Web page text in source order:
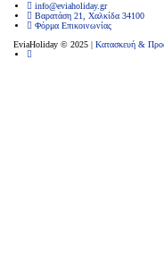
info@eviaholiday.gr
Βαρατάση 21, Χαλκίδα 34100
Φόρμα Επικοινωνίας
EviaHoliday © 2025 | Κατασκευή &